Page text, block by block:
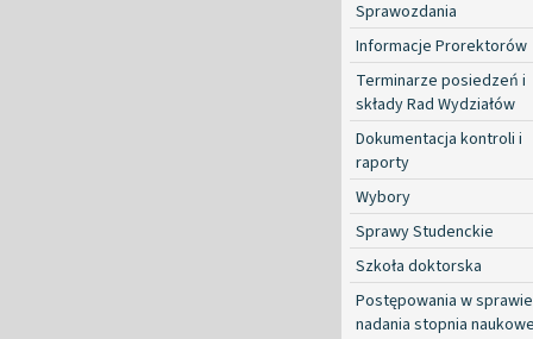
Sprawozdania
Informacje Prorektorów
Terminarze posiedzeń i
składy Rad Wydziałów
Dokumentacja kontroli i
raporty
Wybory
Sprawy Studenckie
Szkoła doktorska
Postępowania w sprawie
nadania stopnia